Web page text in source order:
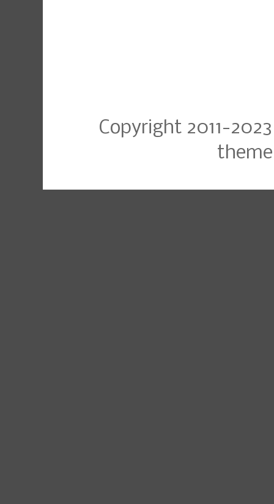
Copyright 2011-